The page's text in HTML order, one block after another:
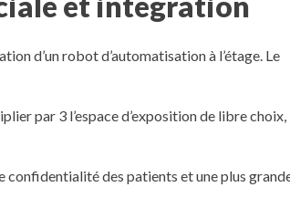
d’un robot d’automatisation à l’étage. Le
par 3 l’espace d’exposition de libre choix,
confidentialité des patients et une plus